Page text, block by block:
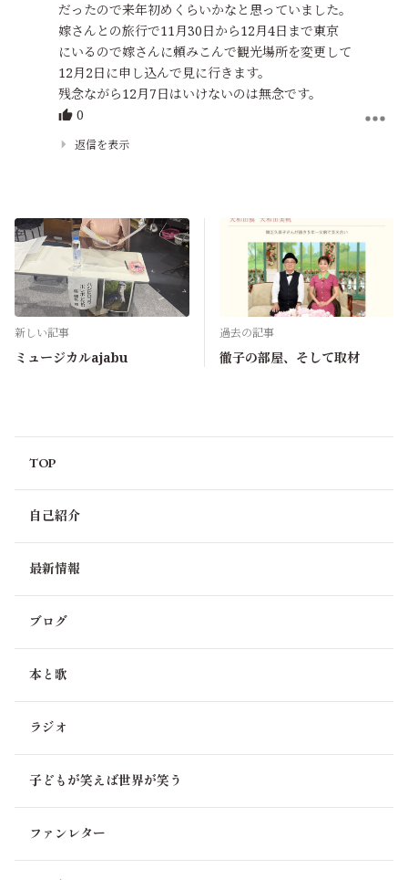
だったので来年初めくらいかなと思っていました。
嫁さんとの旅行で11月30日から12月4日まで東京
にいるので嫁さんに頼みこんで観光場所を変更して
12月2日に申し込んで見に行きます。
残念ながら12月7日はいけないのは無念です。
0
返信を表示
新しい記事
ミュージカルajabu
過去の記事
徹子の部屋、そして取材
TOP
自己紹介
最新情報
ブログ
本と歌
ラジオ
子どもが笑えば世界が笑う
ファンレター